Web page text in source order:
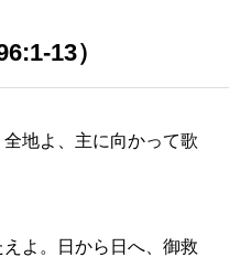
13）
地よ、主に向かって歌
よ。日から日へ、御救